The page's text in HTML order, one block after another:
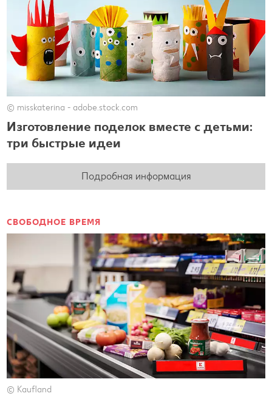
© misskaterina - adobe.stock.com
Изготовление поделок вместе с детьми:
три быстрые идеи
Подробная информация
СВОБОДНОЕ ВРЕМЯ
© Kaufland